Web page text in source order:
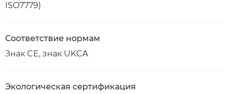
ISO7779)
Соответствие нормам
Знак CE, знак UKCA
Экологическая сертификация